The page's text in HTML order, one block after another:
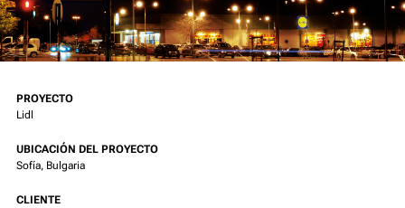
PROYECTO
Lidl
UBICACIÓN DEL PROYECTO
Sofía, Bulgaria
CLIENTE